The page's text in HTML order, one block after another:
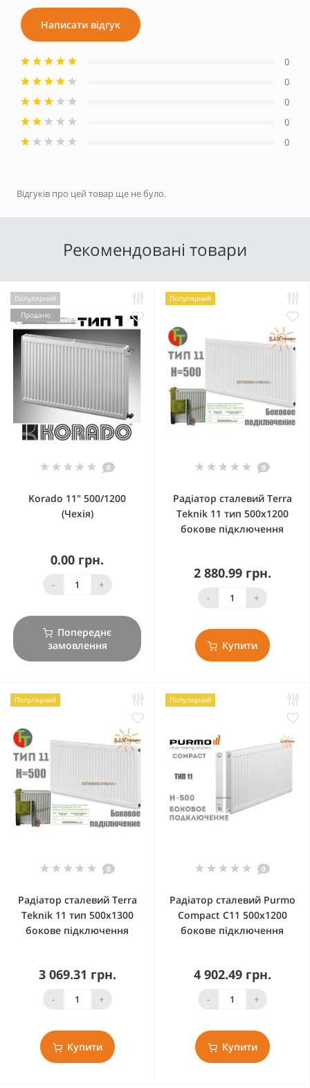
Написати відгук
0
0
0
0
0
Відгуків про цей товар ще не було.
Рекомендовані товари
Популярний
Продано
0
Korado 11" 500/1200
(Чехія)
0.00 грн.
- +
Попереднє
замовлення
Популярний
0
Радіатор сталевий Terra
Teknik 11 тип 500x1200
бокове підключення
2 880.99 грн.
- +
Купити
Популярний
0
Радіатор сталевий Terra
Teknik 11 тип 500x1300
бокове підключення
3 069.31 грн.
- +
Купити
Популярний
0
Радіатор сталевий Purmo
Compact C11 500x1200
бокове підключення
4 902.49 грн.
- +
Купити